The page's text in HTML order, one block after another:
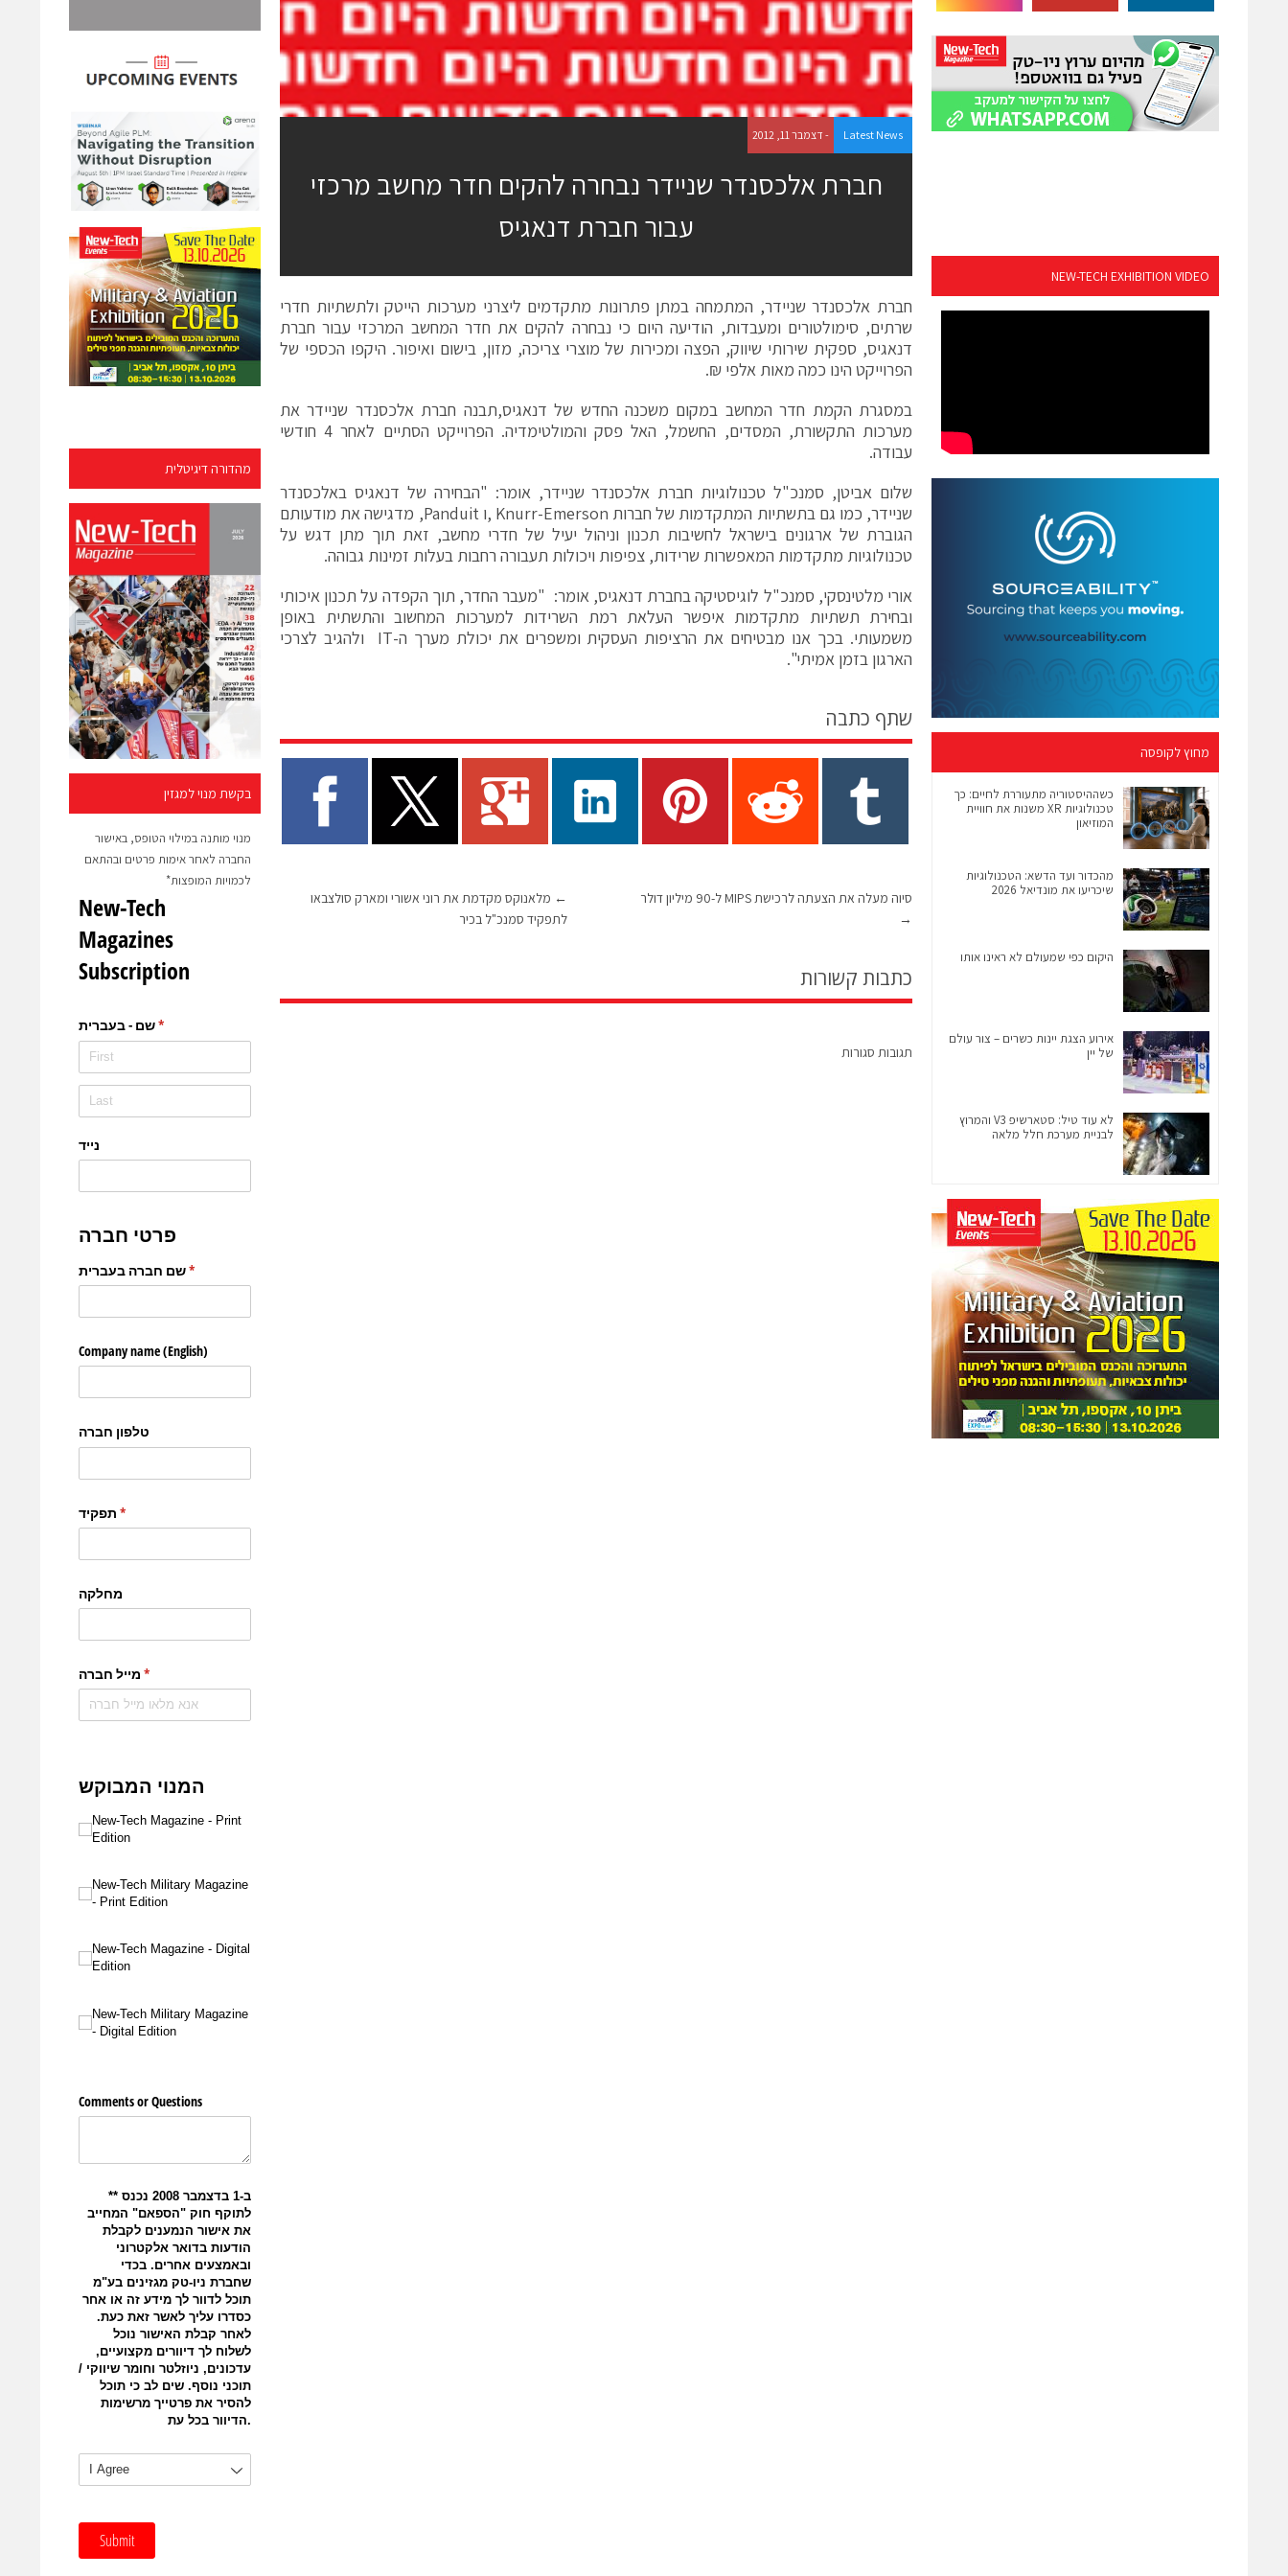
מהדורה דיגיטלית
בקשת מנוי למגזין
מנוי מותנה במילוי הטופס, באישור
החברה לאחר אימות פרטים ובהתאם
לכמויות המופצות*
Latest News - דצמבר 11, 2012
חברת אלכסנדר שניידר נבחרה להקים חדר מחשב מרכזי
עבור חברת דנאגיס
חברת אלכסנדר שניידר, המתמחה במתן פתרונות מתקדמים ליצרני מערכות הייטק ולתשתיות חדרי
שרתים, סימולטורים ומעבדות, הודיעה היום כי נבחרה להקים את חדר המחשב המרכזי עבור חברת
דנאגיס, ספקית שירותי שיווק, הפצה ומכירות של מוצרי צריכה, מזון, בישום ואיפור. היקפו הכספי של
הפרוייקט הינו כמה מאות אלפי ₪.
במסגרת הקמת חדר המחשב במקום משכנה החדש של דנאגיס,תבנה חברת אלכסנדר שניידר את
מערכות התקשורת, המסדים, החשמל, האל פסק והמולטימדיה. הפרוייקט הסתיים לאחר 4 חודשי
עבודה.
שלום אביטן, סמנכ"ל טכנולוגיות חברת אלכסנדר שניידר, אומר: "הבחירה של דנאגיס באלכסנדר
שניידר, כמו גם בתשתיות המתקדמות של חברות Knurr-Emerson ,ו Panduit, מדגישה את מודעותם
הגוברת של ארגונים בישראל לחשיבות תכנון וניהול יעיל של חדרי מחשב, זאת תוך מתן דגש על
טכנולוגיות מתקדמות המאפשרות שרידות, צפיפות ויכולות תעבורה רחבות בעלות זמינות גבוהה.
אורי מלטינסקי, סמנכ"ל לוגיסטיקה בחברת דנאגיס, אומר: "מעבר החדר, תוך הקפדה על תכנון איכותי
ובחירת תשתיות מתקדמות איפשר העלאת רמת השרידות למערכות המחשוב והתשתית באופן
משמעותי. בכך אנו מבטיחים את הרציפות העסקית ומשפרים את יכולת מערך ה-IT ולהגיב לצרכי
הארגון בזמן אמיתי".
שתף כתבה
← מלאנוקס מקדמת את רוני אשורי ומארק סולצבאו
לתפקיד סמנכ"ל בכיר
סיוה מעלה את הצעתה לרכישת MIPS ל-90 מיליון דולר
→
כתבות קשורות
תגובות סגורות
NEW-TECH EXHIBITION VIDEO
מחוץ לקופסה
כשההיסטוריה מתעוררת לחיים: כך
טכנולוגיות XR משנות את חוויית
המוזיאון
מהכדור ועד הדשא: הטכנולוגיות
שיכריעו את מונדיאל 2026
היקום כפי שמעולם לא ראינו אותו
אירוע הצגת יינות כשרים – צור עולם
של יין
לא עוד טיל: סטארשיפ V3 והמרוץ
לבניית מערכת חלל מלאה